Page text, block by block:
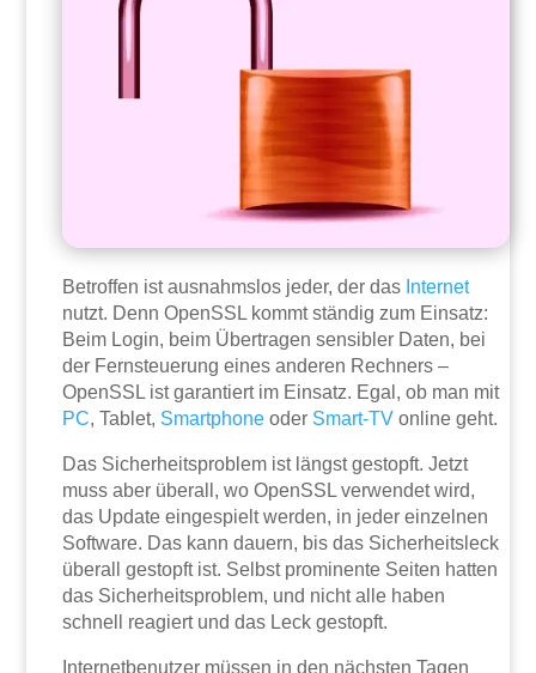
Betroffen ist ausnahmslos jeder, der das Internet
nutzt. Denn OpenSSL kommt ständig zum Einsatz:
Beim Login, beim Übertragen sensibler Daten, bei
der Fernsteuerung eines anderen Rechners –
OpenSSL ist garantiert im Einsatz. Egal, ob man mit
PC, Tablet, Smartphone oder Smart-TV online geht.
Das Sicherheitsproblem ist längst gestopft. Jetzt
muss aber überall, wo OpenSSL verwendet wird,
das Update eingespielt werden, in jeder einzelnen
Software. Das kann dauern, bis das Sicherheitsleck
überall gestopft ist. Selbst prominente Seiten hatten
das Sicherheitsproblem, und nicht alle haben
schnell reagiert und das Leck gestopft.
Internetbenutzer müssen in den nächsten Tagen